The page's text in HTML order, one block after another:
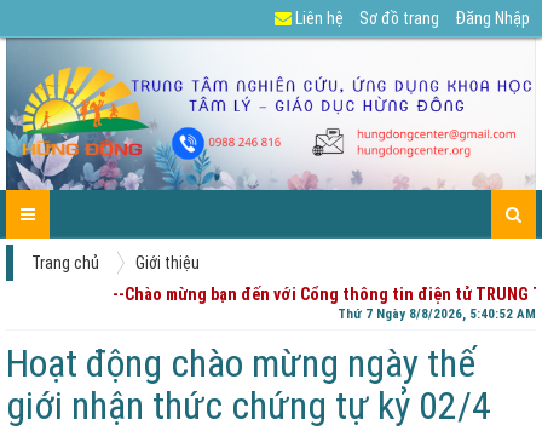
Liên hệ Sơ đồ trang
Đăng Nhập
TRANG
THIỆU
TỨC-
ĐỘNG
DỊCH
ÁN
DỤNG
LIỆU
SẺ
PHỤ
HUYNH
HỆ
GÓP
Ý
Trang chủ
Giới thiệu
--Chào mừng bạn đến với Cổng thông tin điện tử TRUNG
Thứ 7 Ngày 8/8/2026, 5:40:52 AM
Hoạt động chào mừng ngày thế
giới nhận thức chứng tự kỷ 02/4